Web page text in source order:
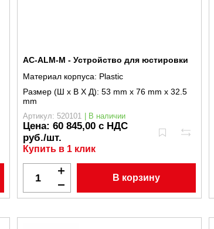
AC-ALM-M - Устройство для юстировки
Материал корпуса: Plastic
Размер (Ш x В X Д): 53 mm x 76 mm x 32.5
mm
Артикул: 520101 | В наличии
Цена: 60 845,00 с НДС
руб./шт.
Купить в 1 клик
В корзину